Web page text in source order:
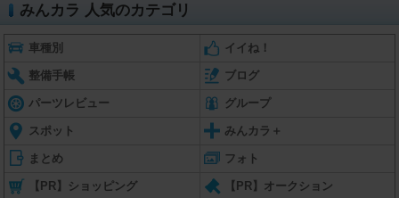
みんカラ 人気のカテゴリ
車種別 イイね！
整備手帳 ブログ
パーツレビュー グループ
スポット みんカラ＋
まとめ フォト
【PR】ショッピング 【PR】オークション